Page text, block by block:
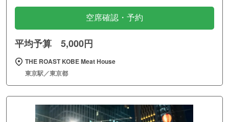
空席確認・予約
平均予算 5,000円
THE ROAST KOBE Meat House
東京駅／東京都